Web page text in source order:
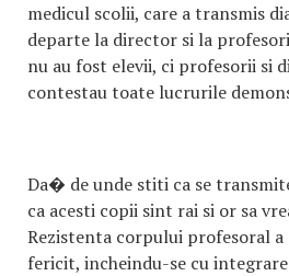
medicul scolii, care a transmis
departe la director si la
nu au fost elevii, ci profesorii si
contestau toate lucrurile
Da� de unde stiti ca se
ca acesti copii sint rai si or sa
Rezistenta corpului profesoral
fericit, incheindu-se cu